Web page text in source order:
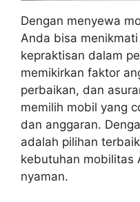
Dengan menyewa
Anda bisa
kepraktisan dalam
memikirkan faktor
perbaikan, dan
memilih mobil yang
dan anggaran.
adalah pilihan
kebutuhan mobilitas
nyaman.